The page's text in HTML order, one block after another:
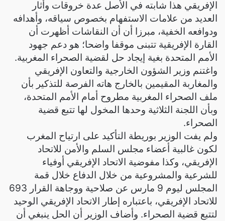
اﻹﻓﺮﻳﻘﻲ هذا شابته في الأصل عدة خروقات وأثار
العديد من علامات الاستفهام بخصوص سياقه، وأهدافه
ودوافعه الخفية، مبرزا أن أن النقاشات أظهرت أن
القارة الإفريقية تتبنى موقفا واضحا؛ هو دعم جهود
الأمم المتحدة بغية إيجاد حل لقضية الصحراء المغربية.
واغتنم وزير الشؤون الخارجية والتعاون الإفريقي
والمغاربة المقيمين بالخارج هاته الفرصة للتذكير بأن
ملف الصحراء المغربية مطروح أمام الأمم المتحدة،
وبأن اللجنة الثلاثية وحدها المخول لها تتبع قضية
الصحراء.
ولم يفت الوزير بوريطة التأكيد على ارتياح المغرب
لكون غالبية أعضاء مجلس السلم والأمن للاتحاد
الإفريقي، وكذا مفوضية الاتحاد الإفريقي أوفياء
للشرعية والمشروعية من خلال الدفاع خلال قمة
المجلس ليوم 9 مارس عن صلاحية ووجاهة القرار 693
للاتحاد الإفريقي، باعتباره إطار الاتحاد الإفريقي الوحيد
لتتبع قضية الصحراء. وأضاف الوزير أن الحل ينبغي أن